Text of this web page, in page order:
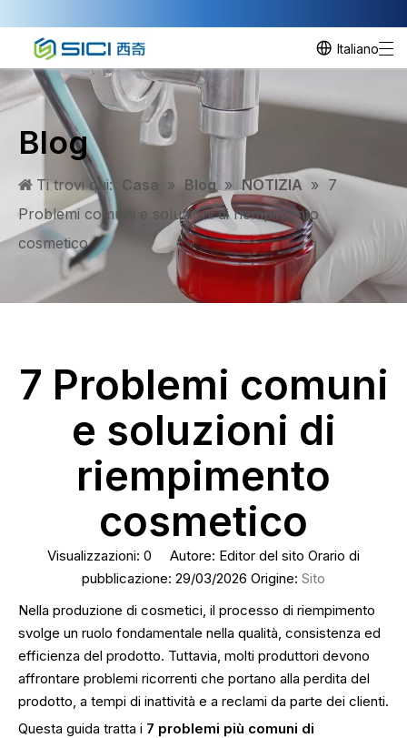
Italiano
Blog
Ti trovi qui: Casa » Blog » NOTIZIA » 7
Problemi comuni e soluzioni di riempimento
cosmetico
7 Problemi comuni
e soluzioni di
riempimento
cosmetico
Visualizzazioni: 0 Autore: Editor del sito Orario di
pubblicazione: 29/03/2026 Origine: Sito
Nella produzione di cosmetici, il processo di riempimento
svolge un ruolo fondamentale nella qualità, consistenza ed
efficienza del prodotto. Tuttavia, molti produttori devono
affrontare problemi ricorrenti che portano alla perdita del
prodotto, a tempi di inattività e a reclami da parte dei clienti.
Questa guida tratta i 7 problemi più comuni di